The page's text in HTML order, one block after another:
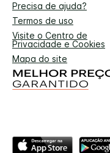
Precisa de ajuda?
Termos de uso
Visite o Centro de
Privacidade e Cookies
Mapa do site